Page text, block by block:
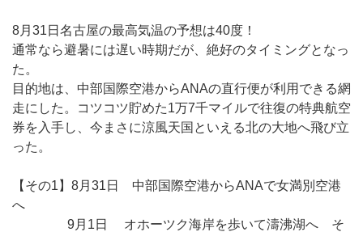
8月31日名古屋の最高気温の予想は40度！
通常なら避暑には遅い時期だが、絶好のタイミングとなっ
た。
目的地は、中部国際空港からANAの直行便が利用できる網
走にした。コツコツ貯めた1万7千マイルで往復の特典航空
券を入手し、今まさに涼風天国といえる北の大地へ飛び立
った。
【その1】8月31日 中部国際空港からANAで女満別空港
へ
9月1日 オホーツク海岸を歩いて濤沸湖へ そ